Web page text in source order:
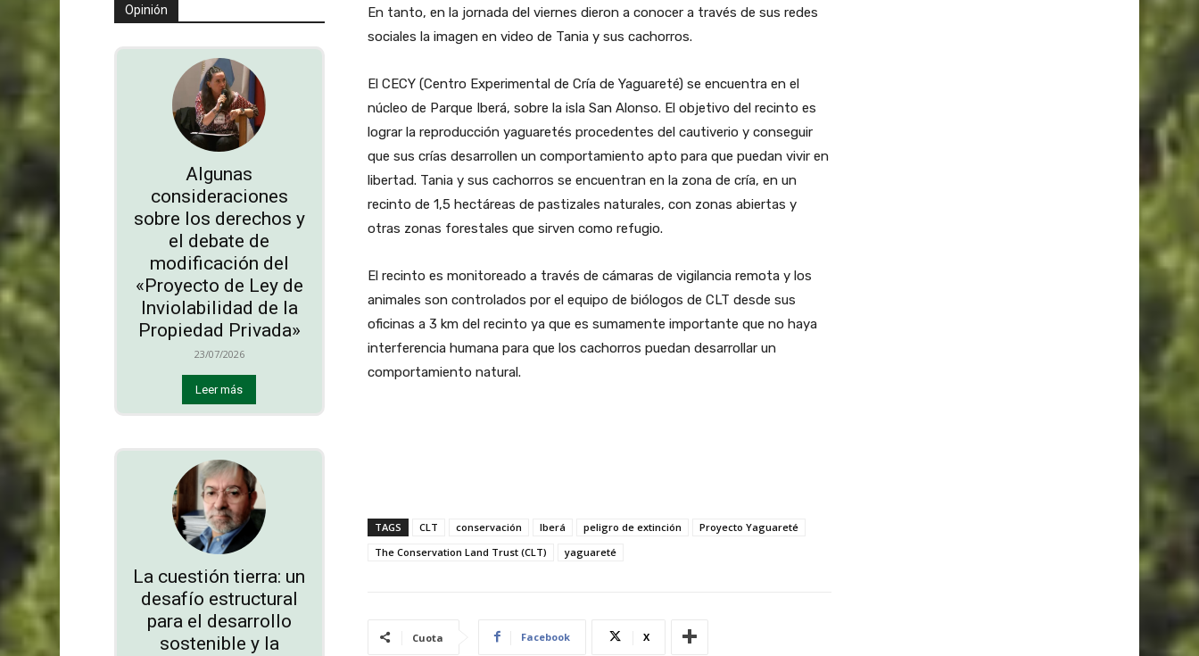
Opinión
Algunas
consideraciones
sobre los derechos y
el debate de
modificación del
«Proyecto de Ley de
Inviolabilidad de la
Propiedad Privada»
23/07/2026
Leer más
La cuestión tierra: un
desafío estructural
para el desarrollo
sostenible y la
En tanto, en la jornada del viernes dieron a conocer a través de sus redes
sociales la imagen en video de Tania y sus cachorros.
El CECY (Centro Experimental de Cría de Yaguareté) se encuentra en el
núcleo de Parque Iberá, sobre la isla San Alonso. El objetivo del recinto es
lograr la reproducción yaguaretés procedentes del cautiverio y conseguir
que sus crías desarrollen un comportamiento apto para que puedan vivir en
libertad. Tania y sus cachorros se encuentran en la zona de cría, en un
recinto de 1,5 hectáreas de pastizales naturales, con zonas abiertas y
otras zonas forestales que sirven como refugio.
El recinto es monitoreado a través de cámaras de vigilancia remota y los
animales son controlados por el equipo de biólogos de CLT desde sus
oficinas a 3 km del recinto ya que es sumamente importante que no haya
interferencia humana para que los cachorros puedan desarrollar un
comportamiento natural.
TAGS CLT conservación Iberá peligro de extinción
Proyecto Yaguareté
The Conservation Land Trust (CLT)
yaguareté
Cuota Facebook X